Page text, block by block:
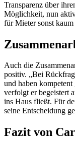
Transparenz über
Möglichkeit, nun
für Mieter sonst kaum
Auch die
positiv. „Bei
und haben
verfolgt er begeistert
ins Haus fließt. Für
seine Entscheidung
Fazit von